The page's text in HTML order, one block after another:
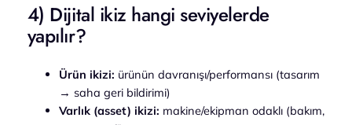
4) Dijital ikiz hangi seviyelerde
yapılır?
Ürün ikizi: ürünün davranışı/performansı (tasarım
→ saha geri bildirimi)
Varlık (asset) ikizi: makine/ekipman odaklı (bakım,